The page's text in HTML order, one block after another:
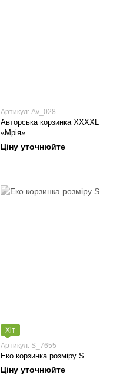
Артикул: Av_028
Авторська корзинка XXXXL
«Мрія»
Ціну уточнюйте
Хіт
Артикул: S_7655
Еко корзинка розміру S
Ціну уточнюйте